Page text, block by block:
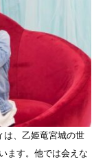
は、乙姫竜宮城の世
ます。他では会えな